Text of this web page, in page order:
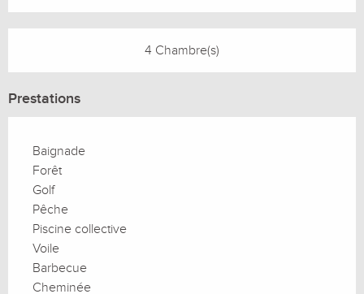
4 Chambre(s)
Prestations
Baignade
Forêt
Golf
Pêche
Piscine collective
Voile
Barbecue
Cheminée